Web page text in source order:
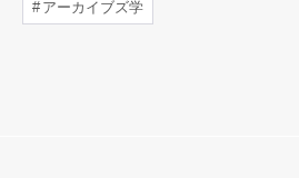
アーカイブズ学